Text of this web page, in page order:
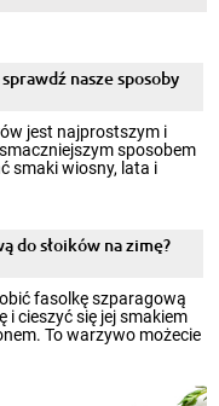
nasze sposoby
jest najprostszym i
sposobem
smaki wiosny, lata i
nimi oko w sezonie
cieplejszych
słoików ze
musi obejmować
zachować świeżość
do słoików na zimę?
fasolkę szparagową
i cieszyć się jej smakiem
To warzywo możecie